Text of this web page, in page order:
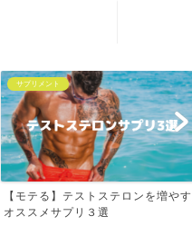
サプリメント
【リポドリン】を１ヶ月使用してみ
ての体感レビュー！副作用...